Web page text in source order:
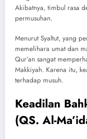
Akibatnya, timbul rasa
permusuhan.
Menurut Syaltut, yang
memelihara umat dan
Qur’an sangat
Makkiyah. Karena itu,
terhadap musuh.
Keadilan
(QS. Al-